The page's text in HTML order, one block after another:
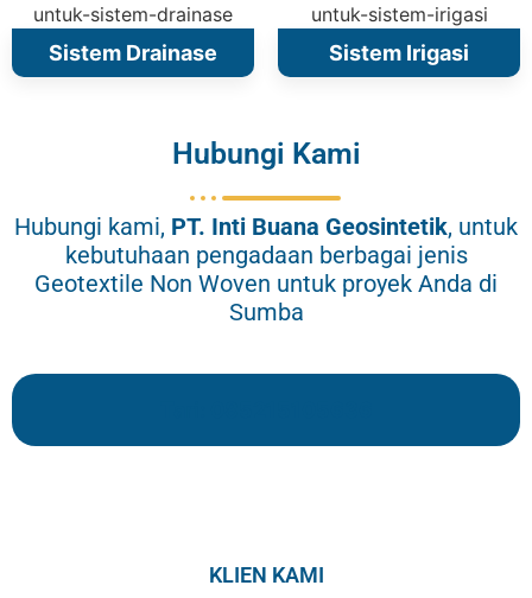
Sistem Drainase Sistem Irigasi
Hubungi Kami
Hubungi kami, PT. Inti Buana Geosintetik, untuk
kebutuhaan pengadaan berbagai jenis
Geotextile Non Woven untuk proyek Anda di
Sumba
KLIEN KAMI